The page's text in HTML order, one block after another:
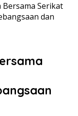
Serikat
dan